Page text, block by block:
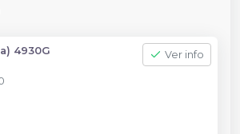
4930G
Ver info